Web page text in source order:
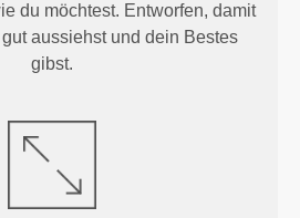
du möchtest. Entworfen, damit
aussiehst und dein Bestes
gibst.